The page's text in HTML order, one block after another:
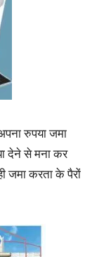
रुपया जमा
देने से मना कर
जमा करता के पैरों